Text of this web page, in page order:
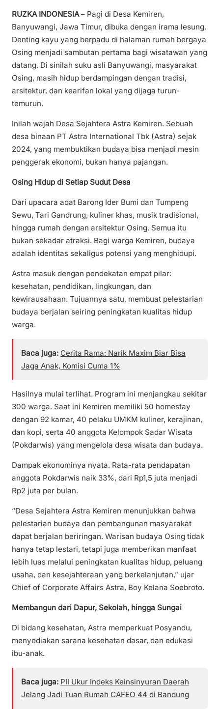
RUZKA INDONESIA– Pagi di Desa Kemiren,
Banyuwangi, Jawa Timur, dibuka dengan irama lesung.
Denting kayu yang berpadu di halaman rumah bergaya
Osing menjadi sambutan pertama bagi wisatawan yang
datang. Di sinilah suku asli Banyuwangi, masyarakat
Osing, masih hidup berdampingan dengan tradisi,
arsitektur, dan kearifan lokal yang dijaga turun-
temurun.
Inilah wajah Desa Sejahtera Astra Kemiren. Sebuah
desa binaan PT Astra International Tbk (Astra) sejak
2024, yang membuktikan budaya bisa menjadi mesin
penggerak ekonomi, bukan hanya pajangan.
Osing Hidup di Setiap Sudut Desa
Dari upacara adat Barong Ider Bumi dan Tumpeng
Sewu, Tari Gandrung, kuliner khas, musik tradisional,
hingga rumah dengan arsitektur Osing. Semua itu
bukan sekadar atraksi. Bagi warga Kemiren, budaya
adalah identitas sekaligus potensi yang menghidupi.
Astra masuk dengan pendekatan empat pilar:
kesehatan, pendidikan, lingkungan, dan
kewirausahaan. Tujuannya satu, membuat pelestarian
budaya berjalan seiring peningkatan kualitas hidup
warga.
Baca juga: Cerita Rama: Narik Maxim Biar Bisa
Jaga Anak, Komisi Cuma 1%
Hasilnya mulai terlihat. Program ini menjangkau sekitar
300 warga. Saat ini Kemiren memiliki 50 homestay
dengan 92 kamar, 40 pelaku UMKM kuliner, kerajinan,
dan kopi, serta 40 anggota Kelompok Sadar Wisata
(Pokdarwis) yang mengelola desa wisata dan budaya.
Dampak ekonominya nyata. Rata-rata pendapatan
anggota Pokdarwis naik 33%, dari Rp1,5 juta menjadi
Rp2 juta per bulan.
“Desa Sejahtera Astra Kemiren menunjukkan bahwa
pelestarian budaya dan pembangunan masyarakat
dapat berjalan beriringan. Warisan budaya Osing tidak
hanya tetap lestari, tetapi juga memberikan manfaat
lebih luas melalui peningkatan kualitas hidup, peluang
usaha, dan kesejahteraan yang berkelanjutan,” ujar
Chief of Corporate Affairs Astra, Boy Kelana Soebroto.
Membangun dari Dapur, Sekolah, hingga Sungai
Di bidang kesehatan, Astra memperkuat Posyandu,
menyediakan sarana kesehatan dasar, dan edukasi
ibu-anak.
Baca juga: PII Ukur Indeks Keinsinyuran Daerah
Jelang Jadi Tuan Rumah CAFEO 44 di Bandung